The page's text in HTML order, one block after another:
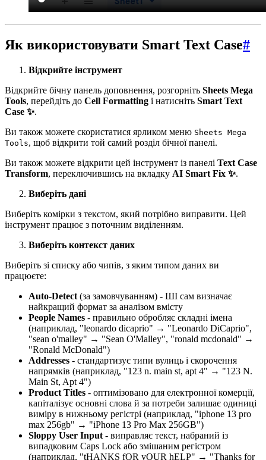
Як використовувати Smart Text Case#
Відкрийте інструмент
Відкрийте бічну панель доповнення, розгорніть Sheets Mega
Tools, перейдіть до Cell Formatting і натисніть Smart Text
Case ✨.
Ви також можете скористатися ярликом меню Sheets Mega
Tools, щоб відкрити той самий розділ бічної панелі.
Ви також можете відкрити цей інструмент із панелі Text Case
Transform, переключившись на вкладку AI Smart Fix ✨.
Виберіть дані
Виберіть комірки з текстом, який потрібно виправити. Цей
інструмент працює з поточним виділенням.
Виберіть контекст даних
Виберіть зі списку або чипів, з яким типом даних ви
працюєте:
Auto-Detect (за замовчуванням) - ШІ сам визначає
найкращий формат за аналізом вмісту
People Names - правильно обробляє складні імена
(наприклад, "leonardo dicaprio" → "Leonardo DiCaprio",
"sean o'malley" → "Sean O'Malley", "ronald mcdonald" →
"Ronald McDonald")
Addresses - стандартизує типи вулиць і скорочення
напрямків (наприклад, "123 n. main st, apt 4" → "123 N.
Main St, Apt 4")
Product Titles - оптимізовано для електронної комерції,
капіталізує основні слова й за потреби залишає одиниці
виміру в нижньому регістрі (наприклад, "iphone 13 pro
max 256gb" → "iPhone 13 Pro Max 256GB")
Sloppy User Input - виправляє текст, набраний із
випадковим Caps Lock або змішаним регістром
(наприклад, "tHANKS fOR yOUR hELP" → "Thanks for